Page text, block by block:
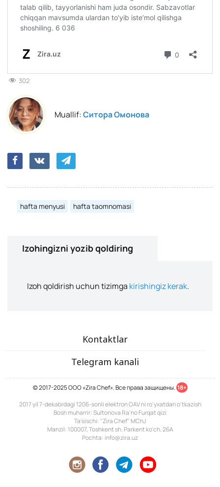
302
Muallif:Ситора Омонова
hafta menyusi hafta taomnomasi
Izohingizni yozib qoldiring
Izoh qoldirish uchun tizimga kirishingiz kerak.
Kontaktlar
Telegram kanali
© 2017-2025 ООО «Zira Chef». Все права защищены. 18+
2017 yil 7-dekabrdagi 1206-sonli elektron OAV ni ro'yxatdan o'tkazish
Bosh muharrir: Sultonova Ra’no Furqat qizi
Ta'sischi: "Zira Chef" MChJ
Manzil: 100007, Toshkent sh. Parkent ko'ch. 26A
Pochta: info@zira.uz